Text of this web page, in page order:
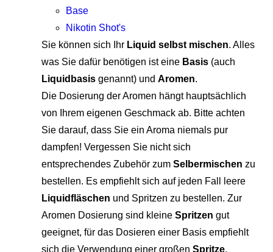
Base
Nikotin Shot's
Sie können sich Ihr Liquid selbst mischen. Alles
was Sie dafür benötigen ist eine Basis (auch
Liquidbasis genannt) und Aromen.
Die Dosierung der Aromen hängt hauptsächlich
von Ihrem eigenen Geschmack ab. Bitte achten
Sie darauf, dass Sie ein Aroma niemals pur
dampfen! Vergessen Sie nicht sich
entsprechendes Zubehör zum Selbermischen zu
bestellen. Es empfiehlt sich auf jeden Fall leere
Liquidfläschen und Spritzen zu bestellen. Zur
Aromen Dosierung sind kleine Spritzen gut
geeignet, für das Dosieren einer Basis empfiehlt
sich die Verwendung einer großen Spritze.